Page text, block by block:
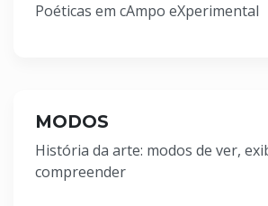
Poéticas em cAmpo eXperimental
MODOS
História da arte: modos de ver,
compreender